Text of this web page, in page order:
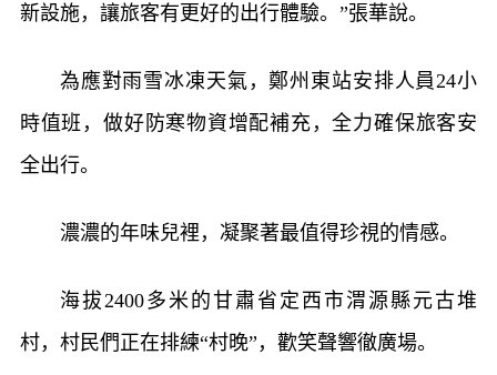
新設施，讓旅客有更好的出行體驗。”張華說。
為應對雨雪冰凍天氣，鄭州東站安排人員24小
時值班，做好防寒物資增配補充，全力確保旅客安
全出行。
濃濃的年味兒裡，凝聚著最值得珍視的情感。
海拔2400多米的甘肅省定西市渭源縣元古堆
村，村民們正在排練“村晚”，歡笑聲響徹廣場。